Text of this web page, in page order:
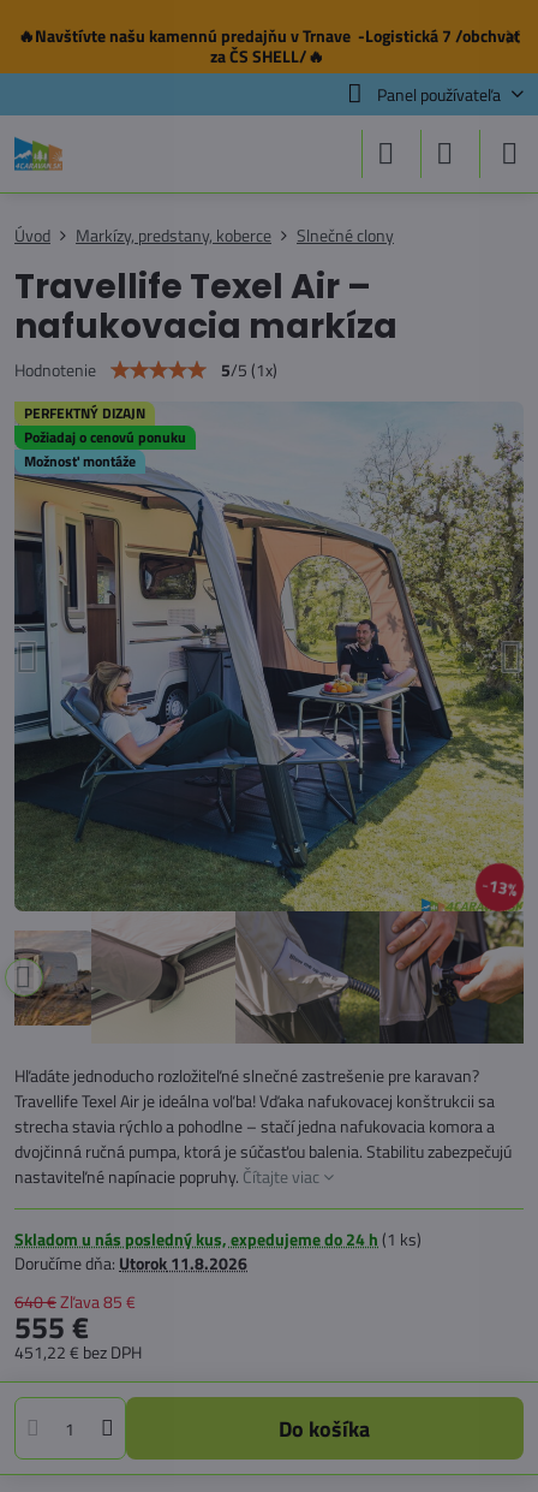
✕
🔥Navštívte našu kamennú predajňuv Trnave -Logistická 7 /obchvat
za ČS SHELL/🔥
Panel používateľa
PERFEKTNÝ DIZAJN
Požiadaj o cenovú ponuku
Možnosť montáže
13%
Úvod Markízy, predstany, koberce Slnečné clony
Travellife Texel Air –
nafukovacia markíza
Hodnotenie 5/5(1x)
Hľadáte jednoducho rozložiteľné slnečné zastrešenie pre karavan?
Travellife Texel Air je ideálna voľba! Vďaka nafukovacej konštrukcii sa
strecha stavia rýchlo a pohodlne – stačí jedna nafukovacia komora a
dvojčinná ručná pumpa, ktorá je súčasťou balenia. Stabilitu zabezpečujú
nastaviteľné napínacie popruhy. Čítajte viac
Skladom u nás posledný kus, expedujeme do 24 h(1 ks)
Doručíme dňa: Utorok11.8.2026
640 €Zľava85 €
555 €
451,22 € bez DPH
Do košíka